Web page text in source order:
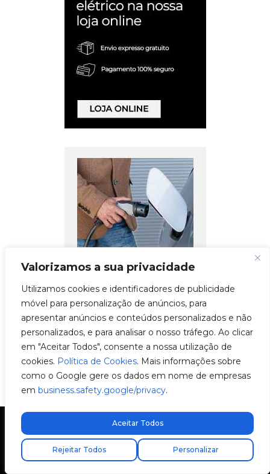
Valorizamos a sua privacidade
Utilizamos cookies e identificadores de publicidade
móvel para personalização de anúncios, para
apresentar anúncios e conteúdos personalizados e não
personalizados, e para analisar o nosso tráfego. Ao clicar
em "Aceitar Todos", consente a nossa utilização de
cookies. Política de Cookies. Mais informações sobre
como o Google gere os dados em nome de empresas
em business.safety.google/privacy.
Personalizar
Rejeitar Todos
Aceitar Todos
Envio express gratuito!